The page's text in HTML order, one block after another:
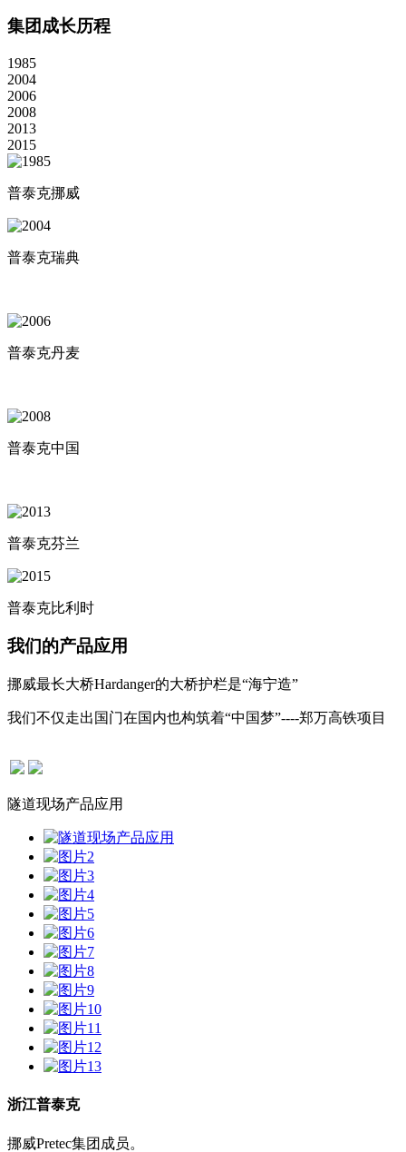
集团成长历程
1985
2004
2006
2008
2013
2015
普泰克挪威
普泰克瑞典
普泰克丹麦
普泰克中国
普泰克芬兰
普泰克比利时
我们的产品应用
挪威最长大桥Hardanger的大桥护栏是“海宁造”
我们不仅走出国门在国内也构筑着“中国梦”----郑万高铁项目
隧道现场产品应用
浙江普泰克
挪威Pretec集团成员。